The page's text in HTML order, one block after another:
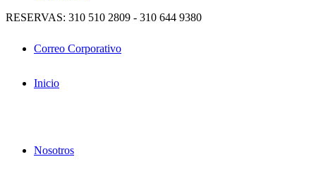
RESERVAS: 310 510 2809 - 310 644 9380
Correo Corporativo
Inicio
Nosotros